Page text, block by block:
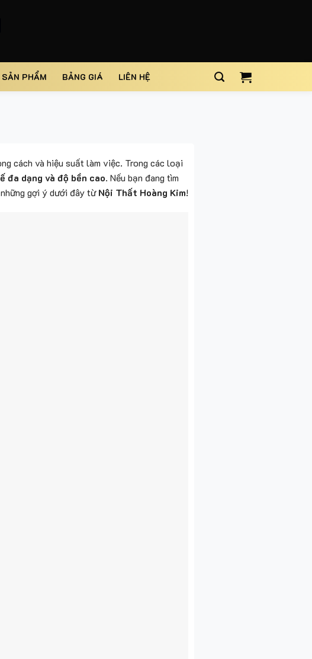
SẢN PHẨM BẢNG GIÁ LIÊN HỆ
cách và hiệu suất làm việc. Trong các loại
dạng và độ bền cao. Nếu bạn đang tìm
gợi ý dưới đây từNội Thất Hoàng Kim!